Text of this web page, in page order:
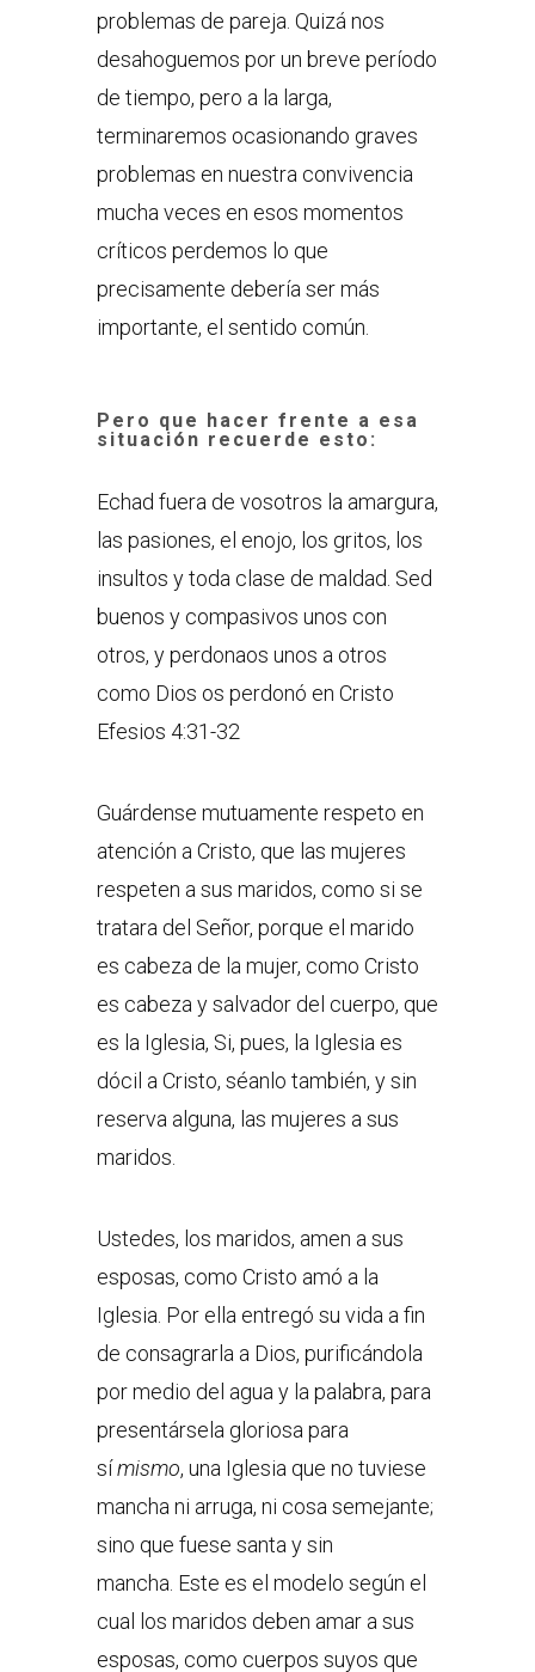
problemas de pareja. Quizá nos
desahoguemos por un breve período
de tiempo, pero a la larga,
terminaremos ocasionando graves
problemas en nuestra convivencia
mucha veces en esos momentos
críticos perdemos lo que
precisamente debería ser más
importante, el sentido común.
Pero que hacer frente a esa
situación recuerde esto:
Echad fuera de vosotros la amargura,
las pasiones, el enojo, los gritos, los
insultos y toda clase de maldad. Sed
buenos y compasivos unos con
otros, y perdonaos unos a otros
como Dios os perdonó en Cristo
Efesios 4:31-32
Guárdense mutuamente respeto en
atención a Cristo, que las mujeres
respeten a sus maridos, como si se
tratara del Señor, porque el marido
es cabeza de la mujer, como Cristo
es cabeza y salvador del cuerpo, que
es la Iglesia, Si, pues, la Iglesia es
dócil a Cristo, séanlo también, y sin
reserva alguna, las mujeres a sus
maridos.
Ustedes, los maridos, amen a sus
esposas, como Cristo amó a la
Iglesia. Por ella entregó su vida a fin
de consagrarla a Dios, purificándola
por medio del agua y la palabra, para
presentársela gloriosa para
símismo, una Iglesia que no tuviese
mancha ni arruga, ni cosa semejante;
sino que fuese santa y sin
mancha. Este es el modelo según el
cual los maridos deben amar a sus
esposas, como cuerpos suyos que